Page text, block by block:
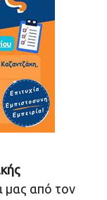
μας από τον